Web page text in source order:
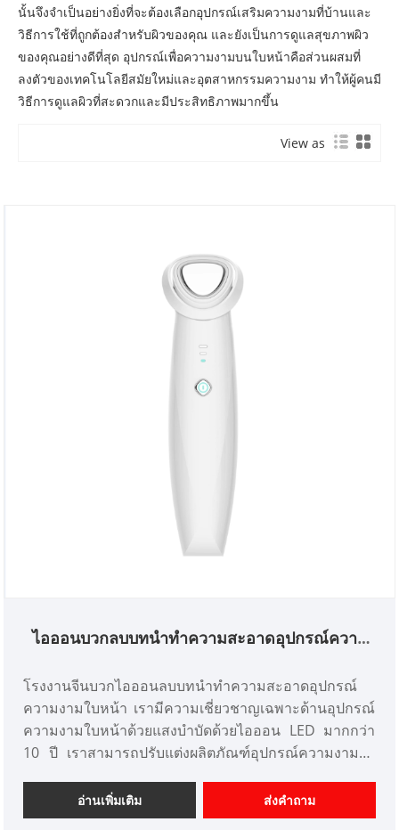
นั้นจึงจำเป็นอย่างยิ่งที่จะต้องเลือกอุปกรณ์เสริมความงามที่บ้านและ
วิธีการใช้ที่ถูกต้องสำหรับผิวของคุณ และยังเป็นการดูแลสุขภาพผิว
ของคุณอย่างดีที่สุด อุปกรณ์เพื่อความงามบนใบหน้าคือส่วนผสมที่
ลงตัวของเทคโนโลยีสมัยใหม่และอุตสาหกรรมความงาม ทำให้ผู้คนมี
วิธีการดูแลผิวที่สะดวกและมีประสิทธิภาพมากขึ้น
View as
ไอออนบวกลบบทนำทำความสะอาดอุปกรณ์ความ
โรงงานจีนบวกไอออนลบบทนำทำความสะอาดอุปกรณ์
ความงามใบหน้า เรามีความเชี่ยวชาญเฉพาะด้านอุปกรณ์
ความงามใบหน้าด้วยแสงบำบัดด้วยไอออน LED มากกว่า
10 ปี เราสามารถปรับแต่งผลิตภัณฑ์อุปกรณ์ความงามได้
ระดับมืออาชีพ บทนำไอออนลบเชิงบวก การทำความ
สะอาดผู้ผลิตเครื่องมือความงามในประเทศจีน เราหวังว่า
อ่านเพิ่มเติม ส่งคำถาม